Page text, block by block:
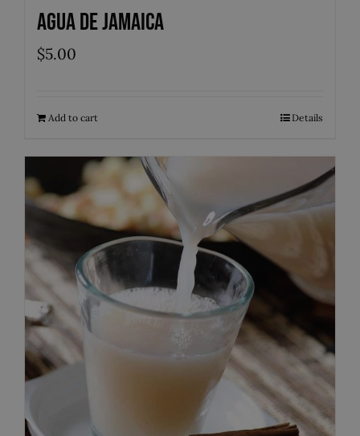
Agua de Jamaica
$5.00
Add to cart Details